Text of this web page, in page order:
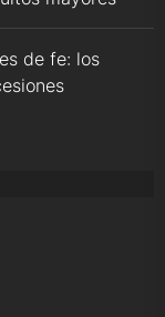
de fe: los